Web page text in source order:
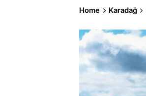
Home Karadağ